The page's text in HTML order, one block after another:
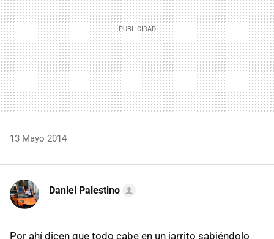
13 Mayo 2014
Daniel Palestino
Por ahí dicen que todo cabe en un jarrito sabiéndolo